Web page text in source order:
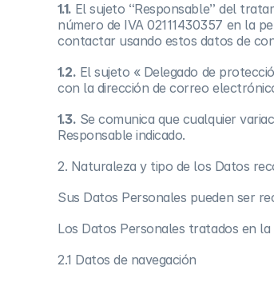
1.1. El sujeto “Responsable” del
número de IVA 02111430357 en la
contactar usando estos datos de
1.2. El sujeto « Delegado de
con la dirección de correo
1.3. Se comunica que cualquier
Responsable indicado.
2. Naturaleza y tipo de los Datos
Sus Datos Personales pueden ser
Los Datos Personales tratados en la
2.1 Datos de navegación